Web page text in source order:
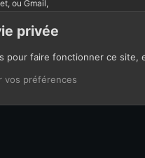
ou Gmail,
privée
pour faire fonctionner ce site,
vos préférences